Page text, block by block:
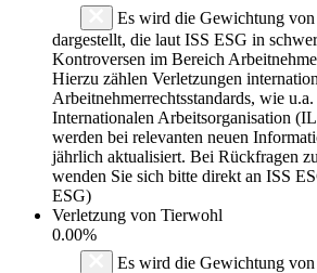
Es wird die Gewichtung
dargestellt, die laut ISS ESG in
Kontroversen im Bereich
Hierzu zählen Verletzungen
Arbeitnehmerrechtsstandards, wie
Internationalen Arbeitsorganisation
werden bei relevanten neuen
jährlich aktualisiert. Bei Rückfragen
wenden Sie sich bitte direkt an ISS
ESG)
Verletzung von Tierwohl
0.00%
Es wird die Gewichtung